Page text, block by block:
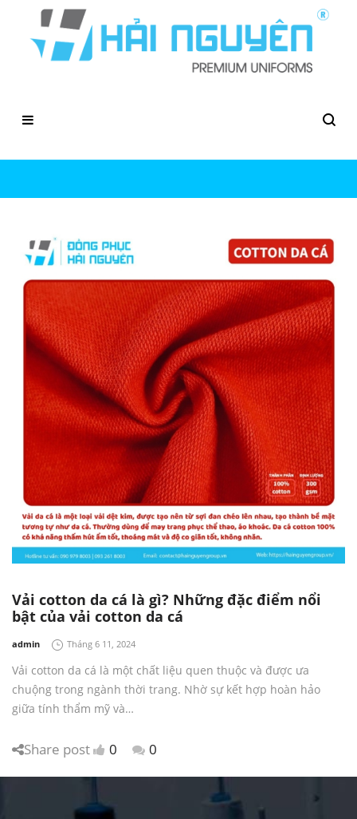
May Đồng Phục Vải Cotton Da Cá Tại
Vải cotton da cá là gì? Những đặc điểm nổi
bật của vải cotton da cá
by
admin Tháng 6 11, 2024
Vải cotton da cá là một chất liệu quen thuộc và được ưa
chuộng trong ngành thời trang. Nhờ sự kết hợp hoàn hảo
giữa tính thẩm mỹ và…
Share post 0 0